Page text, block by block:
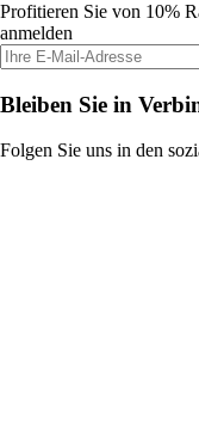
Profitieren Sie von 10%
anmelden
Bleiben Sie in
Folgen Sie uns in den